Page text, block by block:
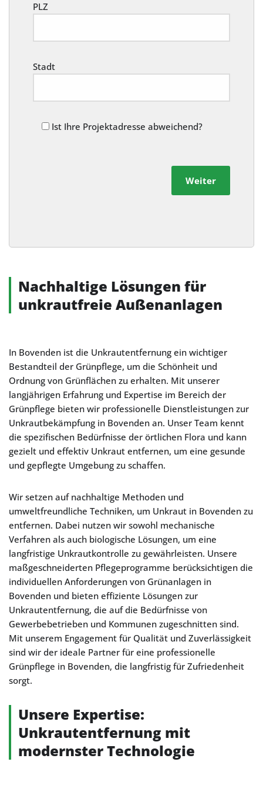
PLZ
Stadt
Ist Ihre Projektadresse abweichend?
Weiter
Alternative:
Nachhaltige Lösungen für
unkrautfreie Außenanlagen
In Bovenden ist die Unkrautentfernung ein wichtiger
Bestandteil der Grünpflege, um die Schönheit und
Ordnung von Grünflächen zu erhalten. Mit unserer
langjährigen Erfahrung und Expertise im Bereich der
Grünpflege bieten wir professionelle Dienstleistungen zur
Unkrautbekämpfung in Bovenden an. Unser Team kennt
die spezifischen Bedürfnisse der örtlichen Flora und kann
gezielt und effektiv Unkraut entfernen, um eine gesunde
und gepflegte Umgebung zu schaffen.
Wir setzen auf nachhaltige Methoden und
umweltfreundliche Techniken, um Unkraut in Bovenden zu
entfernen. Dabei nutzen wir sowohl mechanische
Verfahren als auch biologische Lösungen, um eine
langfristige Unkrautkontrolle zu gewährleisten. Unsere
maßgeschneiderten Pflegeprogramme berücksichtigen die
individuellen Anforderungen von Grünanlagen in
Bovenden und bieten effiziente Lösungen zur
Unkrautentfernung, die auf die Bedürfnisse von
Gewerbebetrieben und Kommunen zugeschnitten sind.
Mit unserem Engagement für Qualität und Zuverlässigkeit
sind wir der ideale Partner für eine professionelle
Grünpflege in Bovenden, die langfristig für Zufriedenheit
sorgt.
Unsere Expertise:
Unkrautentfernung mit
modernster Technologie